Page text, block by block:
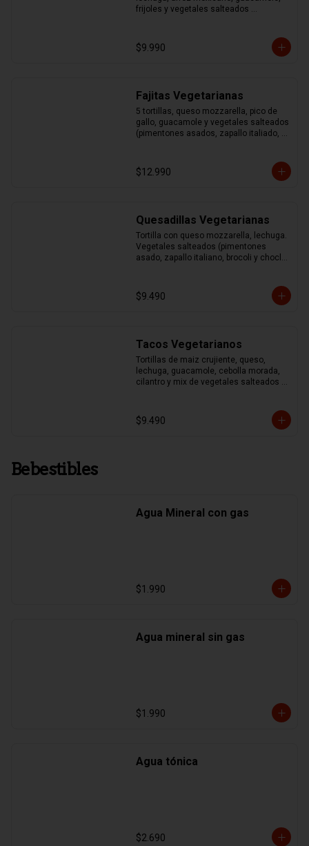
frijoles y vegetales salteados
$9.990
Fajitas Vegetarianas
5 tortillas, queso mozzarella, pico de
gallo, guacamole y vegetales salteados
(pimentones asados, zapallo italiado,
$12.990
Quesadillas Vegetarianas
Tortilla con queso mozzarella, lechuga.
Vegetales salteados (pimentones
asado, zapallo italiano, brocoli y choclo)
$9.490
Tacos Vegetarianos
Tortillas de maiz crujiente, queso,
lechuga, guacamole, cebolla morada,
cilantro y mix de vegetales salteados
$9.490
Bebestibles
Agua Mineral con gas
$1.990
Agua mineral sin gas
$1.990
Agua tónica
$2.690